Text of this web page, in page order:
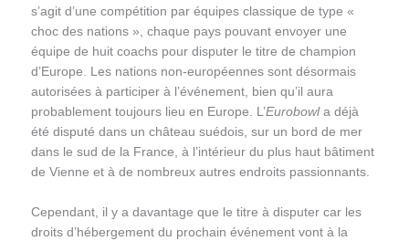
s’agit d’une compétition par équipes classique de type «
choc des nations », chaque pays pouvant envoyer une
équipe de huit coachs pour disputer le titre de champion
d’Europe. Les nations non-européennes sont désormais
autorisées à participer à l’événement, bien qu’il aura
probablement toujours lieu en Europe. L’Eurobowla déjà
été disputé dans un château suédois, sur un bord de mer
dans le sud de la France, à l’intérieur du plus haut bâtiment
de Vienne et à de nombreux autres endroits passionnants.
Cependant, il y a davantage que le titre à disputer car les
droits d’hébergement du prochain événement vont à la